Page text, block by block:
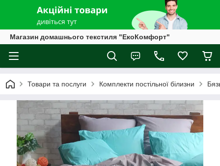
Магазин домашнього текстиля "ЕкоКомфорт"
Товари та послуги Комплекти постільної білизни